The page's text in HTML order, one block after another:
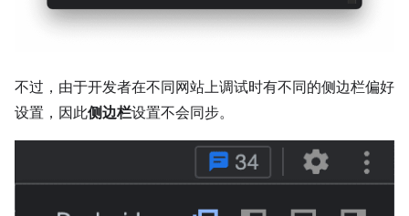
不过，由于开发者在不同网站上调试时有不同的侧边栏偏好
设置，因此侧边栏设置不会同步。